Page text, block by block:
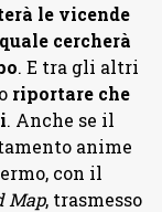
le vicende
cercherà
. E tra gli altri
riportare che
. Anche se il
anime
con il
Map, trasmesso